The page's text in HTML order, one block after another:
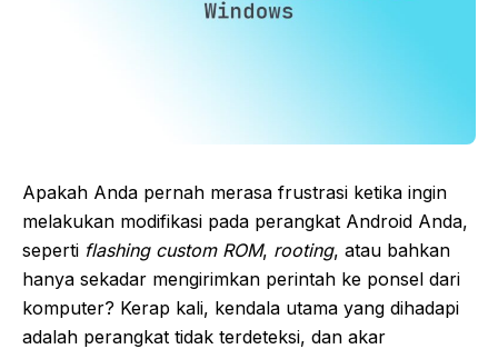
Apakah Anda pernah merasa frustrasi ketika ingin
melakukan modifikasi pada perangkat Android Anda,
seperti flashing custom ROM, rooting, atau bahkan
hanya sekadar mengirimkan perintah ke ponsel dari
komputer? Kerap kali, kendala utama yang dihadapi
adalah perangkat tidak terdeteksi, dan akar